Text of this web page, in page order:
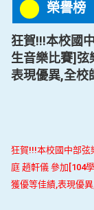
榮譽榜
狂賀!!!本校國
生音樂比賽]弦
表現優異,全校
狂賀!!!本校國中部弦
庭 趙軒儀 參加[104
獲優等佳績,表現優